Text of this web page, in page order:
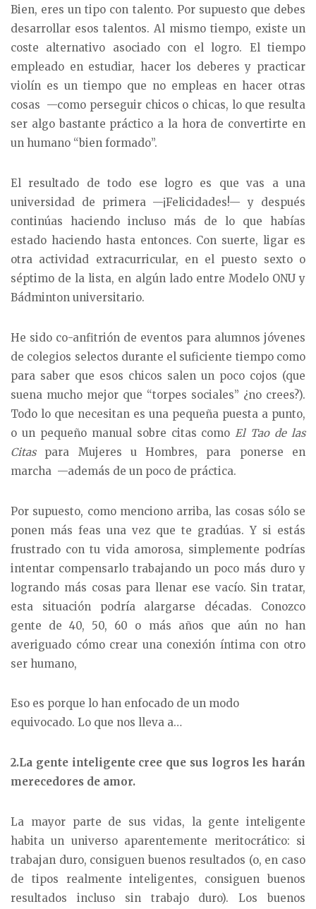
Bien, eres un tipo con talento. Por supuesto que debes
desarrollar esos talentos. Al mismo tiempo, existe un
coste alternativo asociado con el logro. El tiempo
empleado en estudiar, hacer los deberes y practicar
violín es un tiempo que no empleas en hacer otras
cosas —como perseguir chicos o chicas, lo que resulta
ser algo bastante práctico a la hora de convertirte en
un humano “bien formado”.
El resultado de todo ese logro es que vas a una
universidad de primera —¡Felicidades!— y después
continúas haciendo incluso más de lo que habías
estado haciendo hasta entonces. Con suerte, ligar es
otra actividad extracurricular, en el puesto sexto o
séptimo de la lista, en algún lado entre Modelo ONU y
Bádminton universitario.
He sido co-anfitrión de eventos para alumnos jóvenes
de colegios selectos durante el suficiente tiempo como
para saber que esos chicos salen un poco cojos (que
suena mucho mejor que “torpes sociales” ¿no crees?).
Todo lo que necesitan es una pequeña puesta a punto,
o un pequeño manual sobre citas comoEl Tao de las
Citaspara Mujeres u Hombres, para ponerse en
marcha —además de un poco de práctica.
Por supuesto, como menciono arriba, las cosas sólo se
ponen más feas una vez que te gradúas. Y si estás
frustrado con tu vida amorosa, simplemente podrías
intentar compensarlo trabajando un poco más duro y
logrando más cosas para llenar ese vacío. Sin tratar,
esta situación podría alargarse décadas. Conozco
gente de 40, 50, 60 o más años que aún no han
averiguado cómo crear una conexión íntima con otro
ser humano,
Eso es porque lo han enfocado de un modo
equivocado. Lo que nos lleva a…
2.La gente inteligente cree que sus logros les harán
merecedores de amor.
La mayor parte de sus vidas, la gente inteligente
habita un universo aparentemente meritocrático: si
trabajan duro, consiguen buenos resultados (o, en caso
de tipos realmente inteligentes, consiguen buenos
resultados incluso sin trabajo duro). Los buenos